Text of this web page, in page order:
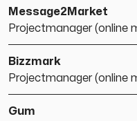
Message2Market
Projectmanager (online
Bizzmark
Projectmanager (online
Gum